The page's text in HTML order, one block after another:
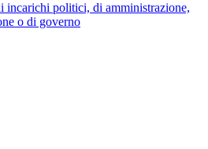
incarichi politici, di amministrazione,
o di governo